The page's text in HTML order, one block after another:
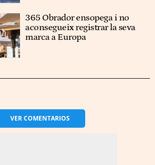
365 Obrador ensopega i no
aconsegueix registrar la seva
marca a Europa
VERCOMENTARIOS